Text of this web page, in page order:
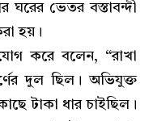
ঘরের ভেতর বস্তাবন্দী
হয়।
করে বলেন, “রাখা
দুল ছিল। অভিযুক্ত
টাকা ধার চাইছিল।